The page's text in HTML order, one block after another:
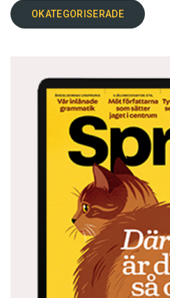
OKATEGORISERADE